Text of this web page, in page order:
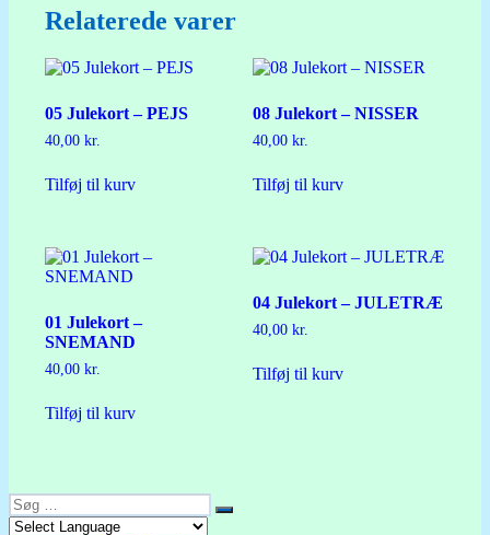
Relaterede varer
05 Julekort – PEJS
40,00kr.
Tilføj til kurv
08 Julekort – NISSER
40,00kr.
Tilføj til kurv
01 Julekort –
SNEMAND
40,00kr.
Tilføj til kurv
04 Julekort – JULETRÆ
40,00kr.
Tilføj til kurv
Søg
efter:
Søg